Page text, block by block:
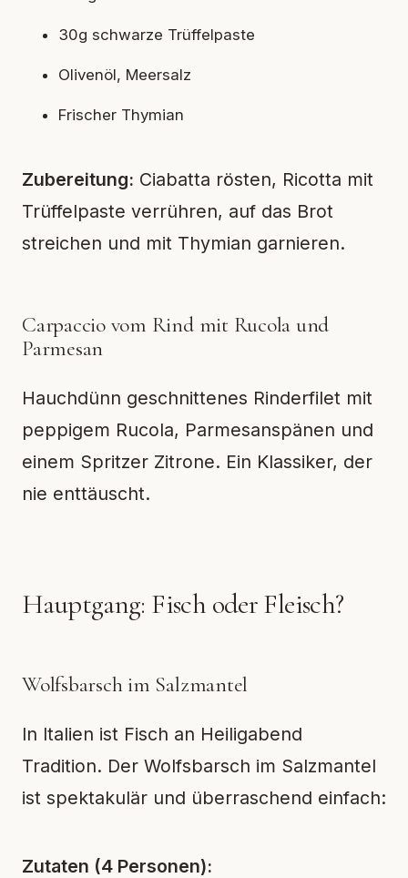
30g schwarze Trüffelpaste
Olivenöl, Meersalz
Frischer Thymian
Zubereitung: Ciabatta rösten, Ricotta mit
Trüffelpaste verrühren, auf das Brot
streichen und mit Thymian garnieren.
Carpaccio vom Rind mit Rucola und
Parmesan
Hauchdünn geschnittenes Rinderfilet mit
peppigem Rucola, Parmesanspänen und
einem Spritzer Zitrone. Ein Klassiker, der
nie enttäuscht.
Hauptgang: Fisch oder Fleisch?
Wolfsbarsch im Salzmantel
In Italien ist Fisch an Heiligabend
Tradition. Der Wolfsbarsch im Salzmantel
ist spektakulär und überraschend einfach:
Zutaten (4 Personen):